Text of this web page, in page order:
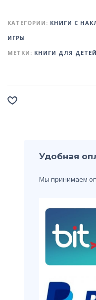
КАТЕГОРИИ: КНИГИ С
ИГРЫ
МЕТКИ: КНИГИ ДЛЯ
Удобная
Мы принимаем